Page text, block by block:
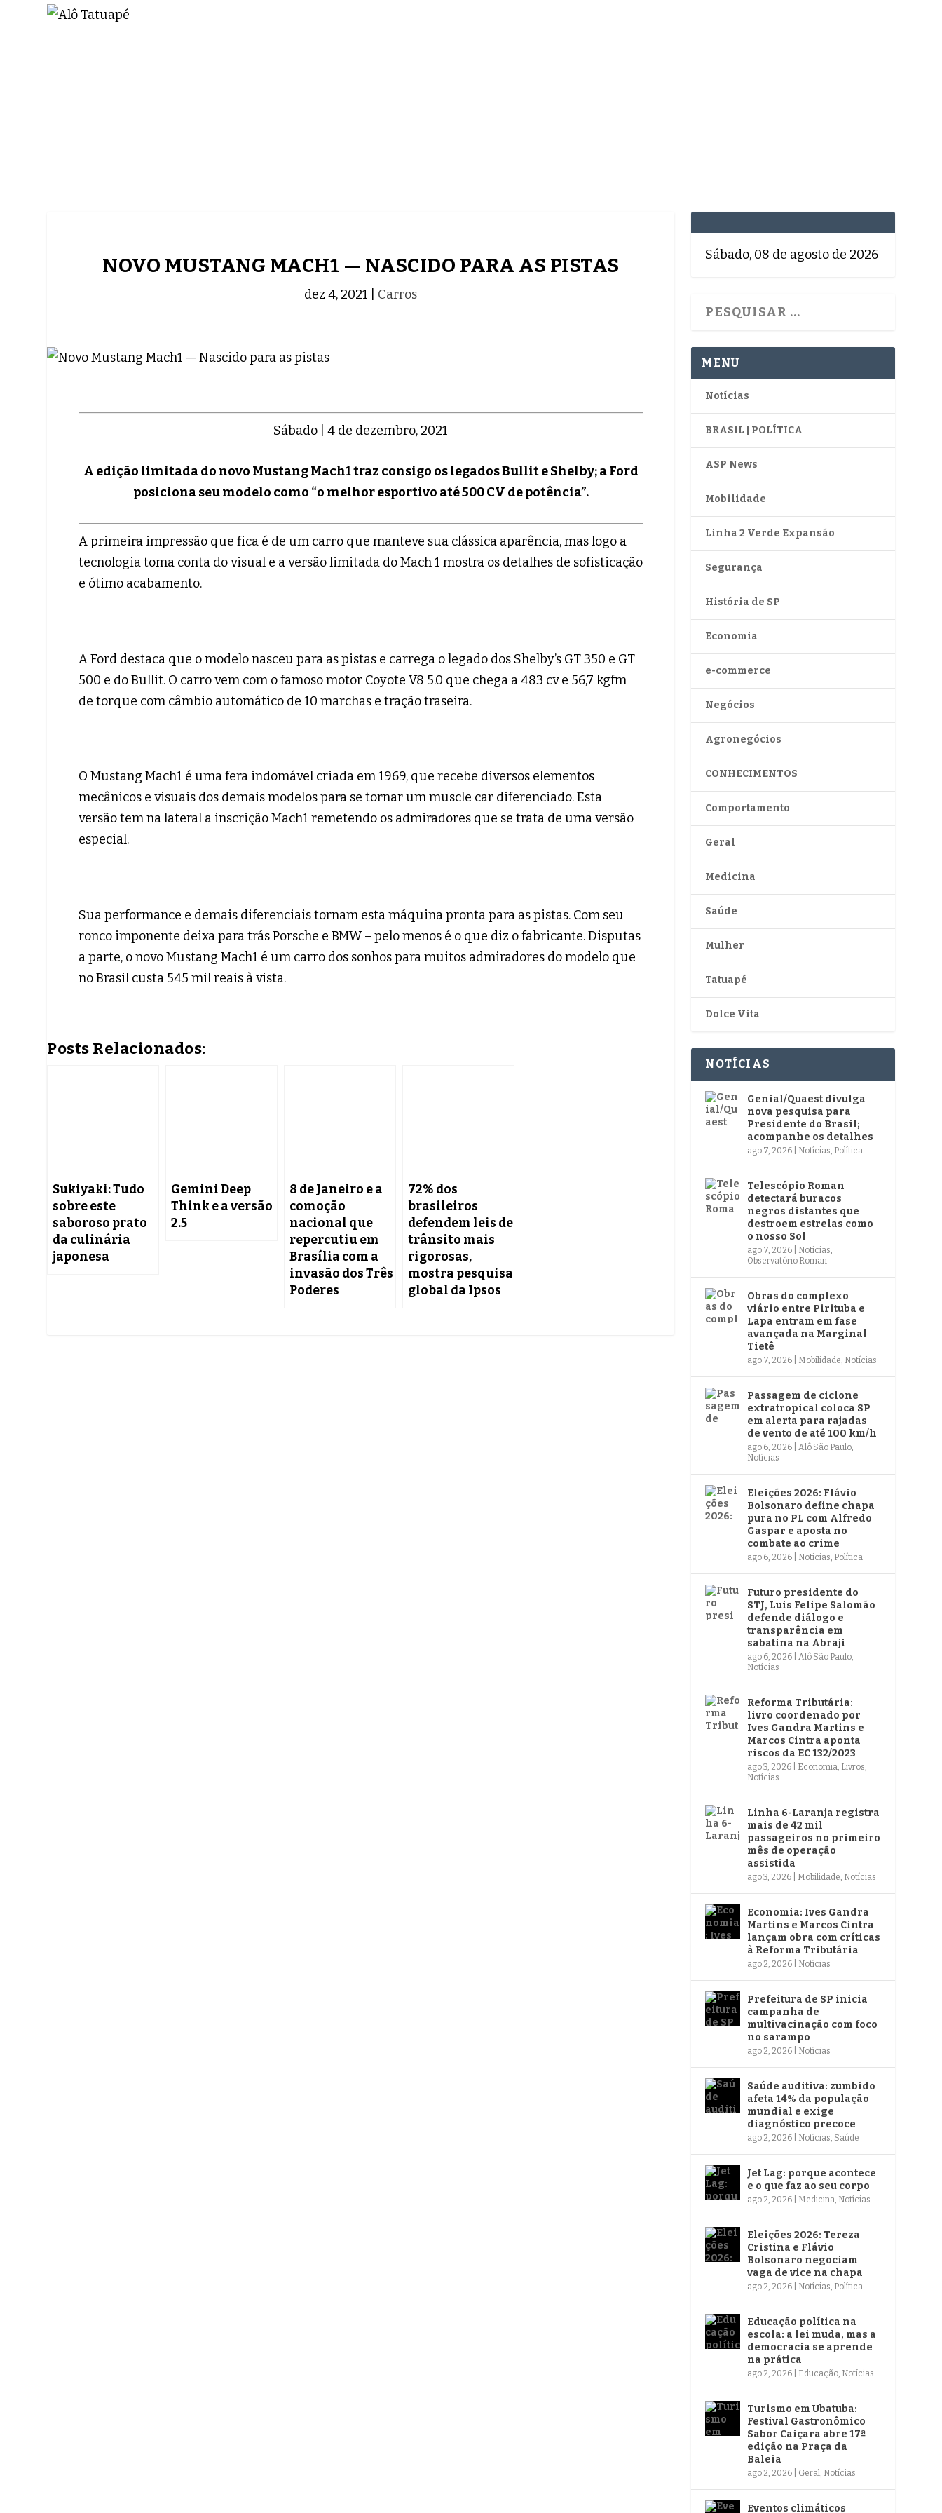
NOVO MUSTANG MACH1 — NASCIDO PARA AS PISTAS
dez 4, 2021 Carros
Sábado | 4 de dezembro, 2021
A edição limitada do novo Mustang Mach1 traz consigo os legados Bullit e Shelby; a Ford
posiciona seu modelo como “o melhor esportivo até 500 CV de potência”.
A primeira impressão que fica é de um carro que manteve sua clássica aparência, mas logo a
tecnologia toma conta do visual e a versão limitada do Mach 1 mostra os detalhes de sofisticação
e ótimo acabamento.
A Ford destaca que o modelo nasceu para as pistas e carrega o legado dos Shelby’s GT 350 e GT
500 e do Bullit. O carro vem com o famoso motor Coyote V8 5.0 que chega a 483 cv e 56,7 kgfm
de torque com câmbio automático de 10 marchas e tração traseira.
O Mustang Mach1 é uma fera indomável criada em 1969, que recebe diversos elementos
mecânicos e visuais dos demais modelos para se tornar um muscle car diferenciado. Esta
versão tem na lateral a inscrição Mach1 remetendo os admiradores que se trata de uma versão
especial.
Sua performance e demais diferenciais tornam esta máquina pronta para as pistas. Com seu
ronco imponente deixa para trás Porsche e BMW – pelo menos é o que diz o fabricante. Disputas
a parte, o novo Mustang Mach1 é um carro dos sonhos para muitos admiradores do modelo que
no Brasil custa 545 mil reais à vista.
Posts Relacionados:
Sukiyaki: Tudo
sobre este
saboroso prato
da culinária
japonesa
Gemini Deep
Think e a versão
2.5
8 de Janeiro e a
comoção
nacional que
repercutiu em
Brasília com a
invasão dos Três
Poderes
72% dos
brasileiros
defendem leis de
trânsito mais
rigorosas,
mostra pesquisa
global da Ipsos
Sábado, 08 de agosto de 2026
MENU
Notícias
BRASIL | POLÍTICA
ASP News
Mobilidade
Linha 2 Verde Expansão
Segurança
História de SP
Economia
e-commerce
Negócios
Agronegócios
CONHECIMENTOS
Comportamento
Geral
Medicina
Saúde
Mulher
Tatuapé
Dolce Vita
NOTÍCIAS
Genial/Quaest divulga
nova pesquisa para
Presidente do Brasil;
acompanhe os detalhes
ago 7, 2026 Notícias, Política
Telescópio Roman
detectará buracos
negros distantes que
destroem estrelas como
o nosso Sol
ago 7, 2026 Notícias,
Observatório Roman
Obras do complexo
viário entre Pirituba e
Lapa entram em fase
avançada na Marginal
Tietê
ago 7, 2026 Mobilidade, Notícias
Passagem de ciclone
extratropical coloca SP
em alerta para rajadas
de vento de até 100 km/h
ago 6, 2026 |Alô São Paulo,
Notícias
Eleições 2026: Flávio
Bolsonaro define chapa
pura no PL com Alfredo
Gaspar e aposta no
combate ao crime
ago 6, 2026 Notícias, Política
Futuro presidente do
STJ, Luis Felipe Salomão
defende diálogo e
transparência em
sabatina na Abraji
ago 6, 2026 |Alô São Paulo,
Notícias
Reforma Tributária:
livro coordenado por
Ives Gandra Martins e
Marcos Cintra aponta
riscos da EC 132/2023
ago 3, 2026 Economia, Livros,
Notícias
Linha 6-Laranja registra
mais de 42 mil
passageiros no primeiro
mês de operação
assistida
ago 3, 2026 Mobilidade, Notícias
Economia: Ives Gandra
Martins e Marcos Cintra
lançam obra com críticas
à Reforma Tributária
ago 2, 2026 Notícias
Prefeitura de SP inicia
campanha de
multivacinação com foco
no sarampo
ago 2, 2026 Notícias
Saúde auditiva: zumbido
afeta 14% da população
mundial e exige
diagnóstico precoce
ago 2, 2026 Notícias, Saúde
Jet Lag: porque acontece
e o que faz ao seu corpo
ago 2, 2026 Medicina, Notícias
Eleições 2026: Tereza
Cristina e Flávio
Bolsonaro negociam
vaga de vice na chapa
ago 2, 2026 Notícias, Política
Educação política na
escola: a lei muda, mas a
democracia se aprende
na prática
ago 2, 2026 Educação, Notícias
Turismo em Ubatuba:
Festival Gastronômico
Sabor Caiçara abre 17ª
edição na Praça da
Baleia
ago 2, 2026 Geral, Notícias
Eventos climáticos